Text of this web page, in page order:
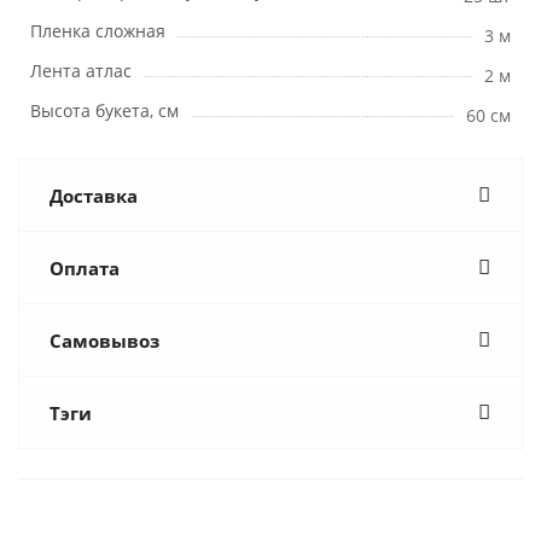
Пленка сложная
3 м
Лента атлас
2 м
Высота букета, см
60 см
Доставка
Оплата
Самовывоз
Тэги